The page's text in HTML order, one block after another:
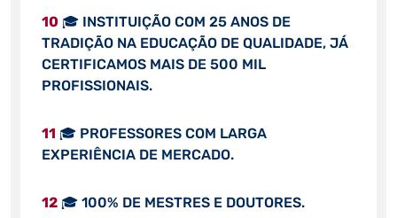
10 🎓 INSTITUIÇÃO COM 25 ANOS DE
TRADIÇÃO NA EDUCAÇÃO DE QUALIDADE, JÁ
CERTIFICAMOS MAIS DE 500 MIL
PROFISSIONAIS.
11 🎓 PROFESSORES COM LARGA
EXPERIÊNCIA DE MERCADO.
12🎓 100% DE MESTRES E DOUTORES.